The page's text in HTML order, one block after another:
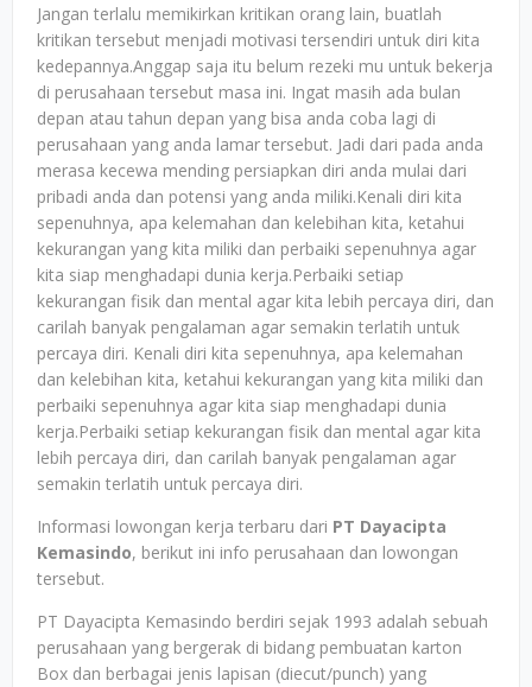
Jangan terlalu memikirkan kritikan orang lain, buatlah
kritikan tersebut menjadi motivasi tersendiri untuk diri kita
kedepannya.Anggap saja itu belum rezeki mu untuk bekerja
di perusahaan tersebut masa ini. Ingat masih ada bulan
depan atau tahun depan yang bisa anda coba lagi di
perusahaan yang anda lamar tersebut. Jadi dari pada anda
merasa kecewa mending persiapkan diri anda mulai dari
pribadi anda dan potensi yang anda miliki.Kenali diri kita
sepenuhnya, apa kelemahan dan kelebihan kita, ketahui
kekurangan yang kita miliki dan perbaiki sepenuhnya agar
kita siap menghadapi dunia kerja.Perbaiki setiap
kekurangan fisik dan mental agar kita lebih percaya diri, dan
carilah banyak pengalaman agar semakin terlatih untuk
percaya diri. Kenali diri kita sepenuhnya, apa kelemahan
dan kelebihan kita, ketahui kekurangan yang kita miliki dan
perbaiki sepenuhnya agar kita siap menghadapi dunia
kerja.Perbaiki setiap kekurangan fisik dan mental agar kita
lebih percaya diri, dan carilah banyak pengalaman agar
semakin terlatih untuk percaya diri.
Informasi lowongan kerja terbaru dari PT Dayacipta
Kemasindo, berikut ini info perusahaan dan lowongan
tersebut.
PT Dayacipta Kemasindo berdiri sejak 1993 adalah sebuah
perusahaan yang bergerak di bidang pembuatan karton
Box dan berbagai jenis lapisan (diecut/punch) yang